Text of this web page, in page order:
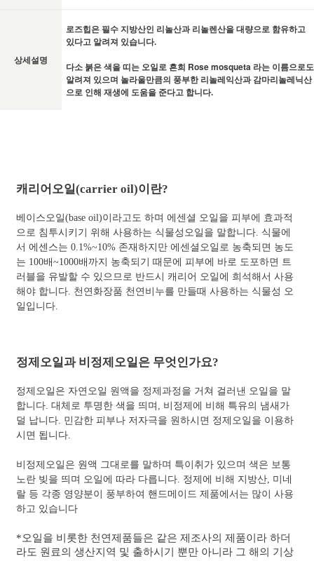
상세설명
로즈힙은 필수 지방산인 리놀산과 리놀렌산을 대량으로 함유하고
있다고 알려져 있습니다.
다소 붉은 색을 띠는 오일로 흔희 Rose mosqueta 라는 이름으로도
알려져 있으며 놀라울만큼의 풍부한 리놀레익산과 감마리놀레닉산
으로 인해 재생에 도움을 준다고 합니다.
캐리어오일(carrier oil)이란?
베이스오일(base oil)이라고도 하며 에센셜 오일을 피부에 효과적
으로 침투시키기 위해 사용하는 식물성오일을 말합니다. 식물에
서 에센스는 0.1%~10% 존재하지만 에센셜오일로 농축되면 농도
는 100배~1000배까지 농축되기 때문에 피부에 바로 도포하면 트
러블을 유발할 수 있으므로 반드시 캐리어 오일에 희석해서 사용
해야 합니다. 천연화장품 천연비누를 만들때 사용하는 식물성 오
일입니다.
정제오일과 비정제오일은 무엇인가요?
정제오일은 자연오일 원액을 정제과정을 거쳐 걸러낸 오일을 말
합니다. 대체로 투명한 색을 띄며, 비정제에 비해 특유의 냄새가
덜 납니다. 민감한 피부나 저자극을 원하시면 정제오일을 이용하
시면 됩니다.
비정제오일은 원액 그대로를 말하며 특이취가 있으며 색은 보통
노란 빚을 띄며 오일에 따라 다릅니다. 정제에 비해 지방산, 미네
랄 등 각종 영양분이 풍부하여 핸드메이드 제품에서는 많이 사용
하고 있습니다
*오일을 비롯한 천연제품들은 같은 제조사의 제품이라 하더
라도 원료의 생산지역 및 출하시기 뿐만 아니라 그 해의 기상